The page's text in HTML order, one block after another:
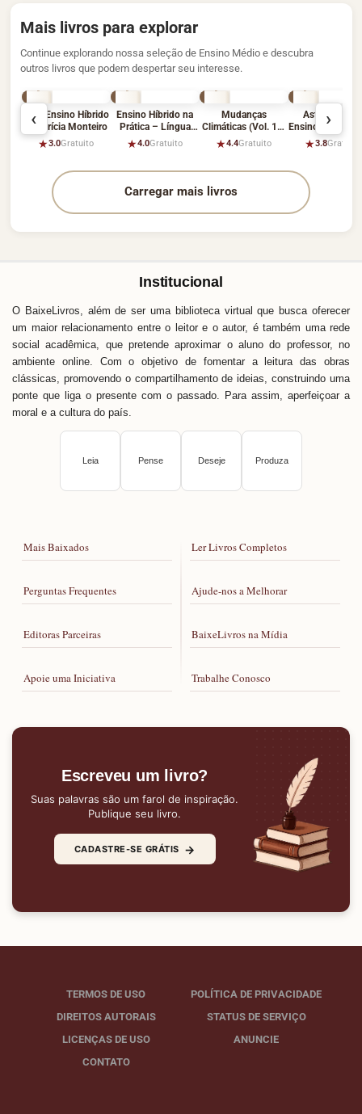
Mais livros para explorar
Continue explorando nossa seleção de Ensino Médio e descubra
outros livros que podem despertar seu interesse.
‹
Guia Ensino Híbrido
– Patrícia Monteiro
★3.0Gratuito
Ensino Híbrido na
Prática – Língua
Portuguesa
★4.0Gratuito
Mudanças
Climáticas (Vol. 13)
– Vários Autores
★4.4Gratuito
Astronomia –
Ensino
e Médio
★3.8Gratuito
›
Carregar mais livros
Institucional
O BaixeLivros, além de ser uma biblioteca virtual que busca oferecer
um maior relacionamento entre o leitor e o autor, é também uma rede
social acadêmica, que pretende aproximar o aluno do professor, no
ambiente online. Com o objetivo de fomentar a leitura das obras
clássicas, promovendo o compartilhamento de ideias, construindo uma
ponte que liga o presente com o passado. Para assim, aperfeiçoar a
moral e a cultura do país.
Leia Pense Deseje Produza
Mais Baixados
Perguntas Frequentes
Editoras Parceiras
Apoie uma Iniciativa
Ler Livros Completos
Ajude-nos a Melhorar
BaixeLivros na Mídia
Trabalhe Conosco
Escreveu um livro?
Suas palavras são um farol de inspiração.
Publique seu livro.
CADASTRE-SE GRÁTIS →
TERMOS DE USO
POLÍTICA DE PRIVACIDADE
DIREITOS AUTORAIS
STATUS DE SERVIÇO
LICENÇAS DE USO
ANUNCIE
CONTATO